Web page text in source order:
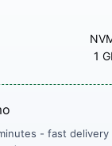
1
- fast